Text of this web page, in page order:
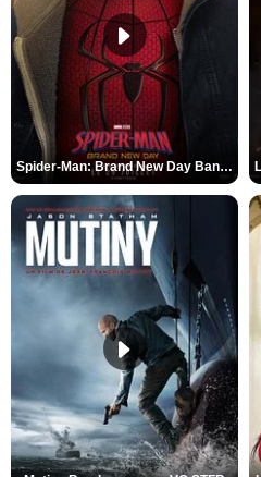
Spider-Man: Brand New Day Bande-annonce VO STFR